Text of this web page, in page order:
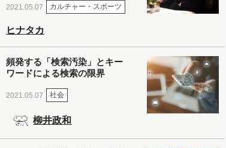
2021.05.07 カルチャー・スポーツ
ヒナタカ
頻発する「検索汚染」とキー
ワードによる検索の限界
2021.05.07 社会
柳井政和